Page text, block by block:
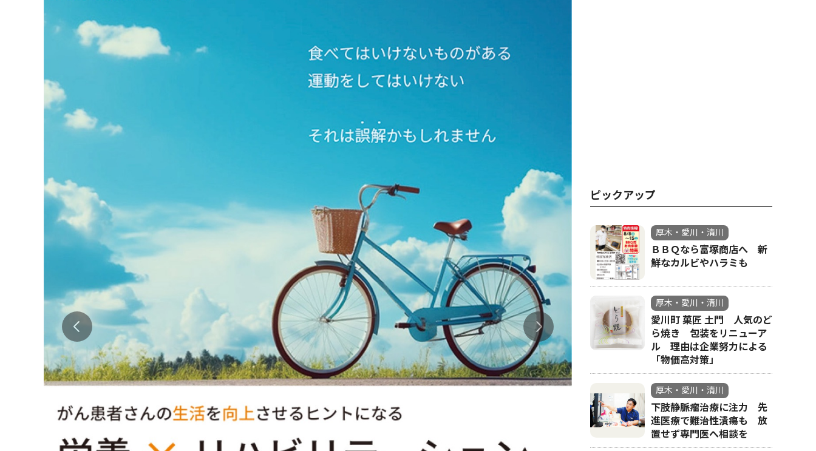
ピックアップ
厚木・愛川・清川
ＢＢＱなら富塚商店へ 新
鮮なカルビやハラミも
厚木・愛川・清川
愛川町 菓匠 土門 人気のど
ら焼き 包装をリニューア
ル 理由は企業努力による
「物価高対策」
厚木・愛川・清川
下肢静脈瘤治療に注力 先
進医療で難治性潰瘍も 放
置せず専門医へ相談を